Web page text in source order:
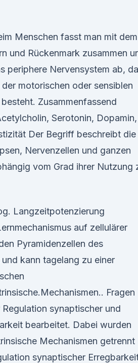
Menschen fasst man mit dem
und Rückenmark zusammen
periphere Nervensystem ab,
motorischen oder sensiblen
Zusammenfassend
Serotonin, Dopamin,
Der Begriff beschreibt die
Nervenzellen und ganzen
vom Grad ihrer Nutzung
Langzeitpotenzierung
auf zellulärer
Pyramidenzellen des
kann tagelang zu einer
Fragen
synaptischer und
bearbeitet. Dabei wurden
Mechanismen getrennt
synaptischer